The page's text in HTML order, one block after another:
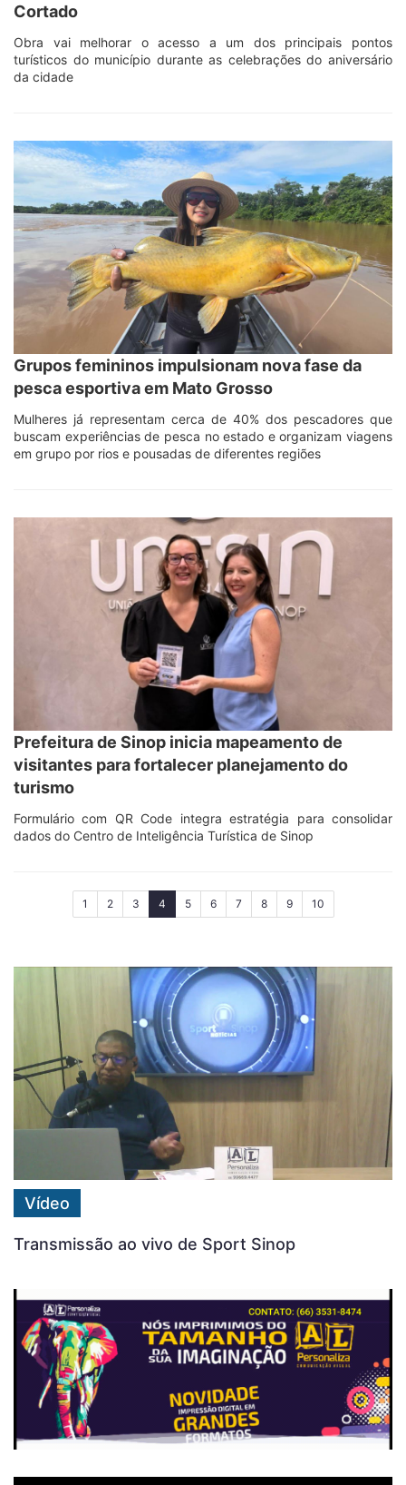
Cortado
Obra vai melhorar o acesso a um dos principais pontos
turísticos do município durante as celebrações do aniversário
da cidade
Grupos femininos impulsionam nova fase da
pesca esportiva em Mato Grosso
Mulheres já representam cerca de 40% dos pescadores que
buscam experiências de pesca no estado e organizam viagens
em grupo por rios e pousadas de diferentes regiões
Prefeitura de Sinop inicia mapeamento de
visitantes para fortalecer planejamento do
turismo
Formulário com QR Code integra estratégia para consolidar
dados do Centro de Inteligência Turística de Sinop
1 2 3 4(current)
5 6 7 8 9 10
Vídeo
Transmissão ao vivo de Sport Sinop